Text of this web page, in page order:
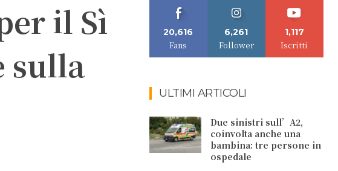
il Sì
sulla
20,616
Fans
6,261
Follower
1,117
Iscritti
ULTIMI ARTICOLI
Due sinistri sull’A2,
coinvolta anche una
bambina: tre persone in
ospedale